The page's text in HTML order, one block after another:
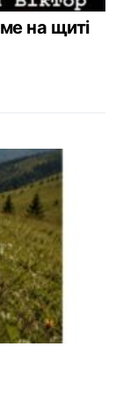
на щиті